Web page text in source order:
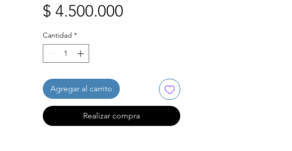
$ 4.500.000Precio
Cantidad *
Agregar al carrito
Realizar compra